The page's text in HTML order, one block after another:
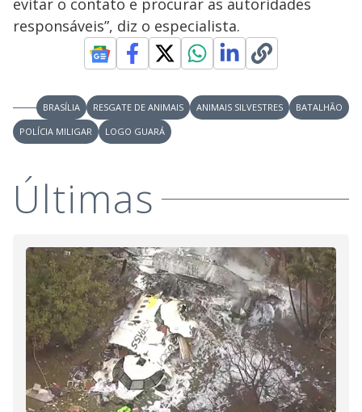
evitar o contato e procurar as autoridades
responsáveis”, diz o especialista.
BRASÍLIA RESGATE DE ANIMAIS ANIMAIS SILVESTRES
BATALHÃO
POLÍCIA MILIGAR
LOGO GUARÁ
Últimas